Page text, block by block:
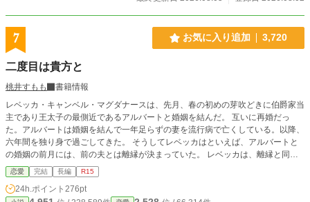
天地で消えた穀物、地図に存在しない村、そして母が遺した
三冊の白い帳簿を追い始める。 やがてすべての不正は、母の
は、名前も功績も奪われた女性が、自分の仕事と人生を取り
戻す物語。 私だけを追放して、私の仕事だけを王国へ戻すこ
とはできません。
7 お気に入り追加 3,720
二度目は貴方と
桃井すもも
書籍情報
レベッカ・キャンベル・マグダナースは、先月、春の初めの芽吹どきに伯爵家当
主であり王太子の最側近であるアルバートと婚姻を結んだ。 互いに再婚だっ
た。アルバートは婚姻を結んで一年足らずの妻を流行病で亡くしている。以降、
六年間を独り身で過ごしてきた。 そうしてレベッカはといえば、アルバートと
の婚姻の前月には、前の夫とは離縁が決まっていた。 レベッカは、離縁と同時
に前夫の側近に下賜された元王太子妃である。 ❇鬼の誤字脱字を修復すべく公
開後に激しい修正が入ります。 「間を置いて二度美味しい」とご笑覧下さいま
せ。 ❇登場人物のお名前が他作品とダダ被りする場合がございます。皆様別人
恋愛 完結 長編 R15
24h.ポイント 276pt